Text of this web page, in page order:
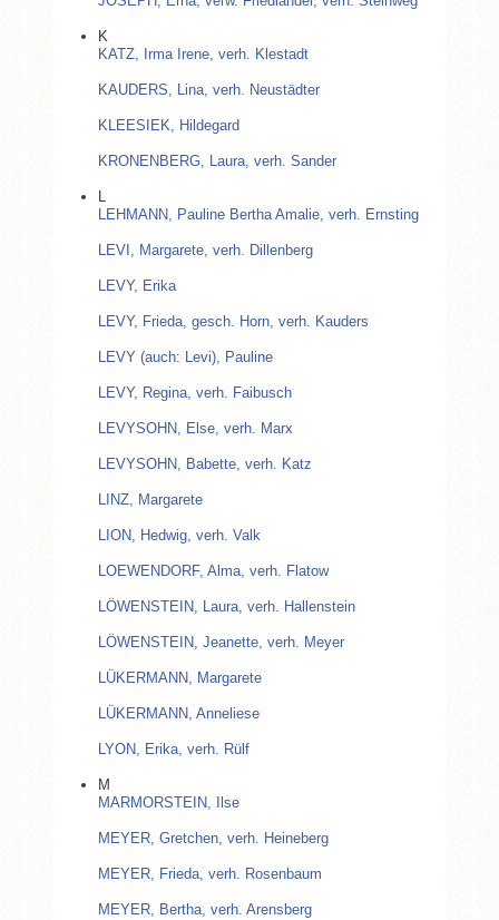
K
KATZ, Irma Irene, verh. Klestadt
KAUDERS, Lina, verh. Neustädter
KLEESIEK, Hildegard
KRONENBERG, Laura, verh. Sander
L
LEHMANN, Pauline Bertha Amalie, verh. Ernsting
LEVI, Margarete, verh. Dillenberg
LEVY, Erika
LEVY, Frieda, gesch. Horn, verh. Kauders
LEVY (auch: Levi), Pauline
LEVY, Regina, verh. Faibusch
LEVYSOHN, Else, verh. Marx
LEVYSOHN, Babette, verh. Katz
LINZ, Margarete
LION, Hedwig, verh. Valk
LOEWENDORF, Alma, verh. Flatow
LÖWENSTEIN, Laura, verh. Hallenstein
LÖWENSTEIN, Jeanette, verh. Meyer
LÜKERMANN, Margarete
LÜKERMANN, Anneliese
LYON, Erika, verh. Rülf
M
MARMORSTEIN, Ilse
MEYER, Gretchen, verh. Heineberg
MEYER, Frieda, verh. Rosenbaum
MEYER, Bertha, verh. Arensberg